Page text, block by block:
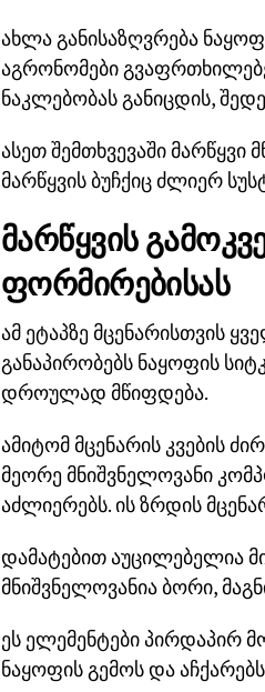
ახლა განისაზღვრება
აგრონომები
ნაკლებობას განიცდის,
ასეთ შემთხვევაში
მარწყვის ბუჩქიც ძლიერ
მარწყვის
ფორმირებისას
ამ ეტაპზე მცენარისთვის
განაპირობებს ნაყოფის
დროულად მწიფდება.
ამიტომ მცენარის კვების
მეორე მნიშვნელოვანი
აძლიერებს. ის ზრდის
დამატებით აუცილებელია
მნიშვნელოვანია ბორი,
ეს ელემენტები პირდაპირ
ნაყოფის გემოს და